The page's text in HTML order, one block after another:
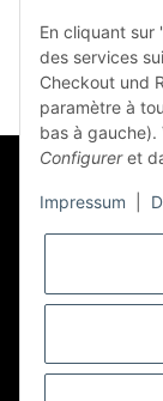
Bulletin
* Tous
En cliquant sur
des services
Checkout und
paramètre à
bas à gauche).
Configureret
Impressum